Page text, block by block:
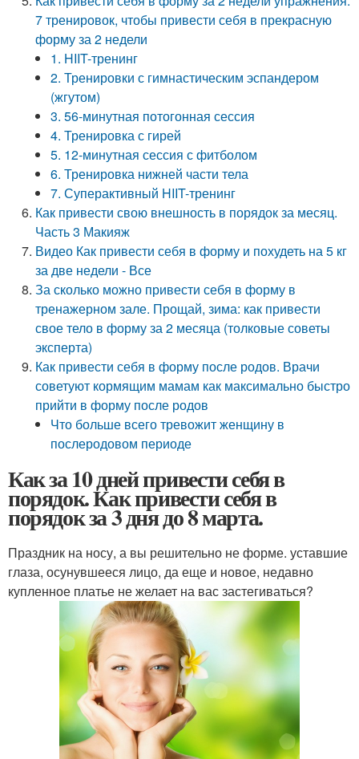
7 тренировок, чтобы привести себя в прекрасную
форму за 2 недели
1. HIIT-тренинг
2. Тренировки с гимнастическим эспандером
(жгутом)
3. 56-минутная потогонная сессия
4. Тренировка с гирей
5. 12-минутная сессия с фитболом
6. Тренировка нижней части тела
7. Суперактивный HIIT-тренинг
Как привести свою внешность в порядок за месяц.
Часть 3 Макияж
Видео Как привести себя в форму и похудеть на 5 кг
за две недели - Все
За сколько можно привести себя в форму в
тренажерном зале. Прощай, зима: как привести
свое тело в форму за 2 месяца (толковые советы
эксперта)
Как привести себя в форму после родов. Врачи
советуют кормящим мамам как максимально быстро
прийти в форму после родов
Что больше всего тревожит женщину в
послеродовом периоде
Как за 10 дней привести себя в
порядок. Как привести себя в
порядок за 3 дня до 8 марта.
Праздник на носу, а вы решительно не форме. уставшие
глаза, осунувшееся лицо, да еще и новое, недавно
купленное платье не желает на вас застегиваться?